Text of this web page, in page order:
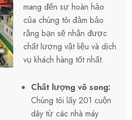
mang đến sự hoàn hảo
của chúng tôi đảm bảo
rằng bạn sẽ nhận được
chất lượng vật liệu và dịch
vụ khách hàng tốt nhất.
Chất lượng vô song:
Chúng tôi lấy 201 cuộn
dây từ các nhà máy